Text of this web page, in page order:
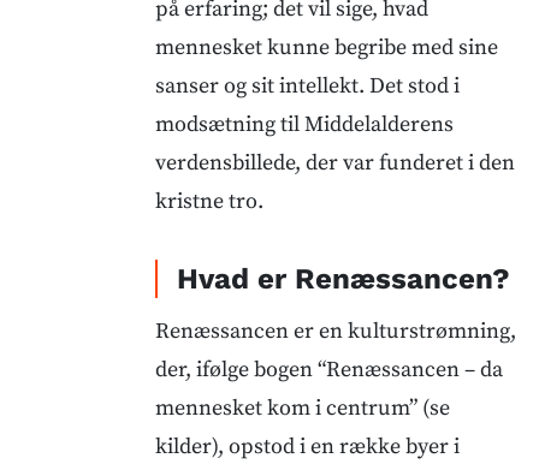
på erfaring; det vil sige, hvad
mennesket kunne begribe med sine
sanser og sit intellekt. Det stod i
modsætning til Middelalderens
verdensbillede, der var funderet i den
kristne tro.
Hvad er Renæssancen?
Renæssancen er en kulturstrømning,
der, ifølge bogen “Renæssancen – da
mennesket kom i centrum” (se
kilder), opstod i en række byer i